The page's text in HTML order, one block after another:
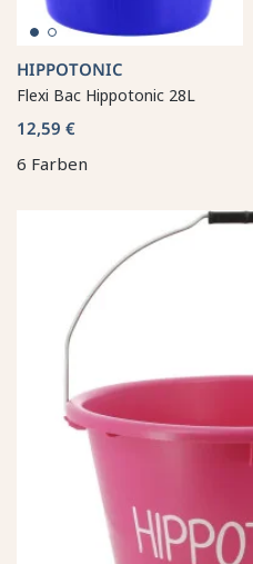
HIPPOTONIC
Flexi Bac Hippotonic 28L
12,59 €
6 Farben